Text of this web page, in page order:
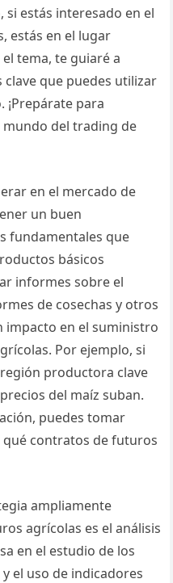
estás interesado en el
estás en el lugar
tema, te guiaré a
que puedes utilizar
¡Prepárate para
del trading de
en el mercado de
un buen
fundamentales que
básicos
informes sobre el
de cosechas y otros
impacto en el suministro
Por ejemplo, si
productora clave
del maíz suban.
puedes tomar
contratos de futuros
ampliamente
agrícolas es el análisis
en el estudio de los
el uso de indicadores